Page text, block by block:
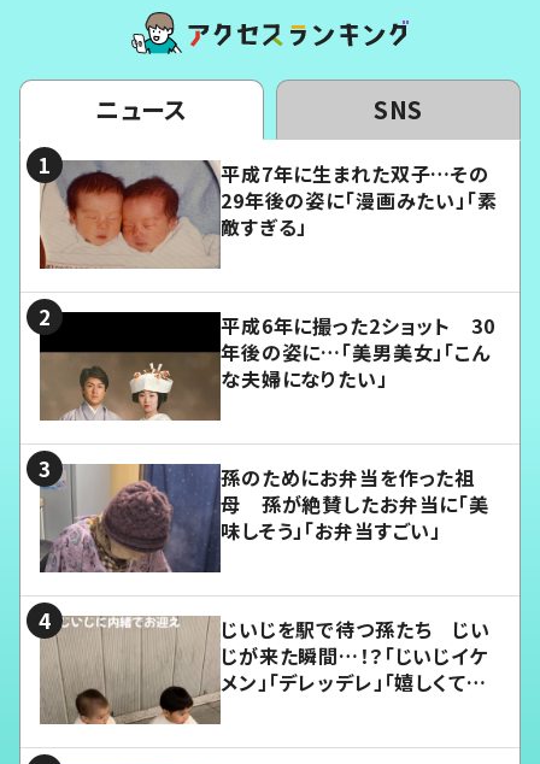
ニュース SNS
平成7年に生まれた双子…その
29年後の姿に「漫画みたい」「素
敵すぎる」
平成6年に撮った2ショット 30
年後の姿に…「美男美女」「こん
な夫婦になりたい」
孫のためにお弁当を作った祖
母 孫が絶賛したお弁当に「美
味しそう」「お弁当すごい」
じいじを駅で待つ孫たち じい
じが来た瞬間…！？「じいじイケ
メン」「デレッデレ」「嬉しくて可